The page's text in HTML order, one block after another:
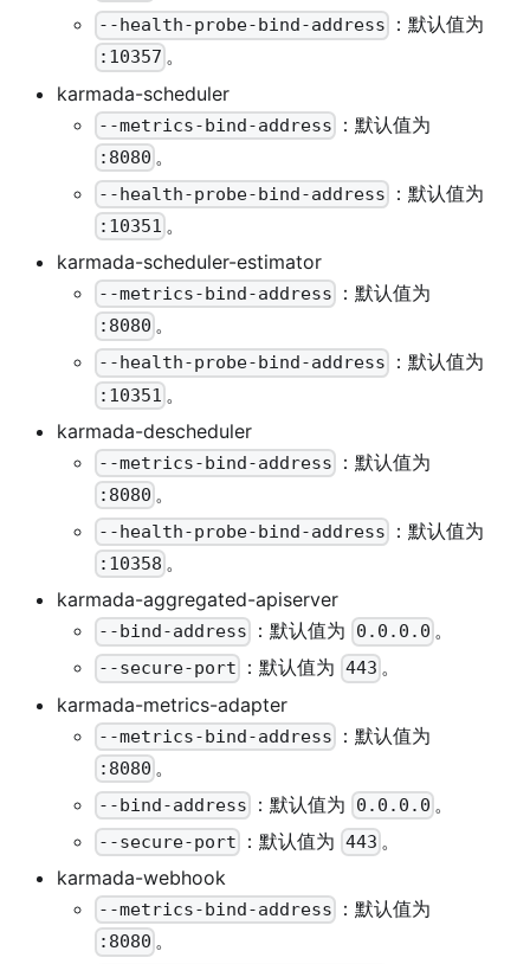
--health-probe-bind-address ：默认值为
:10357 。
karmada-scheduler
--metrics-bind-address ：默认值为
:8080 。
--health-probe-bind-address ：默认值为
:10351 。
karmada-scheduler-estimator
--metrics-bind-address ：默认值为
:8080 。
--health-probe-bind-address ：默认值为
:10351 。
karmada-descheduler
--metrics-bind-address ：默认值为
:8080 。
--health-probe-bind-address ：默认值为
:10358 。
karmada-aggregated-apiserver
--bind-address ：默认值为 0.0.0.0 。
--secure-port ：默认值为 443 。
karmada-metrics-adapter
--metrics-bind-address ：默认值为
:8080 。
--bind-address ：默认值为 0.0.0.0 。
--secure-port ：默认值为 443 。
karmada-webhook
--metrics-bind-address ：默认值为
:8080 。